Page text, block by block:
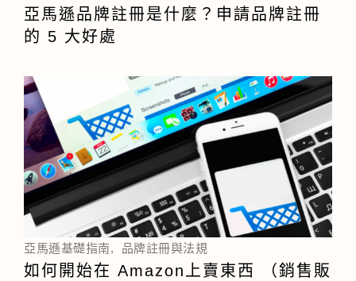
亞馬遜品牌註冊是什麼？申請品牌註冊
的 5 大好處
亞馬遜基礎指南, 品牌註冊與法規
如何開始在 Amazon上賣東西 （銷售販